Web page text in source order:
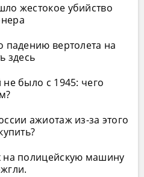
жестокое убийство
падению вертолета на
здесь
было с 1945: чего
ажиотаж из-за этого
полицейскую машину